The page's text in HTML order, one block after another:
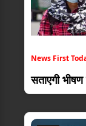
News First
सताएगी भीषण